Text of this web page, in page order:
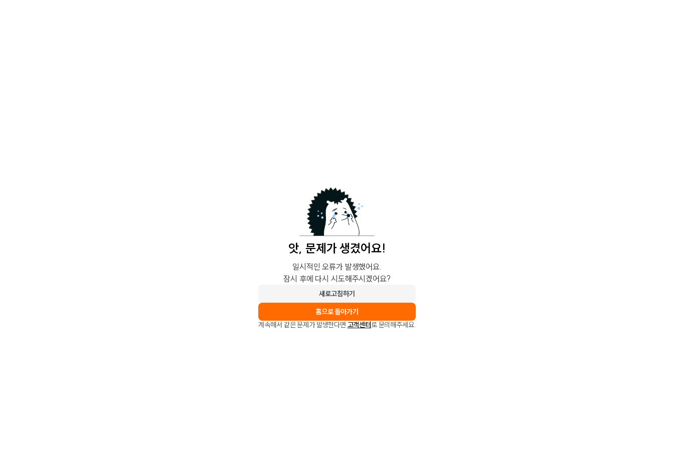
앗, 문제가 생겼어요!
일시적인 오류가 발생했어요.
잠시 후에 다시 시도해주시겠어요?
새로고침하기
홈으로 돌아가기
계속해서 같은 문제가 발생한다면 고객센터로 문의해주세요.